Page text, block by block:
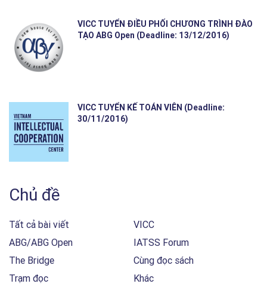
VICC TUYỂN ĐIỀU PHỐI CHƯƠNG TRÌNH ĐÀO
TẠO ABG Open (Deadline: 13/12/2016)
VICC TUYỂN KẾ TOÁN VIÊN (Deadline:
30/11/2016)
Chủ đề
Tất cả bài viết
VICC
ABG/ABG Open
IATSS Forum
The Bridge
Cùng đọc sách
Trạm đọc
Khác